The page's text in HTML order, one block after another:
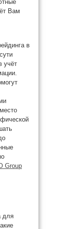
Вам
в
учёт
Group
для